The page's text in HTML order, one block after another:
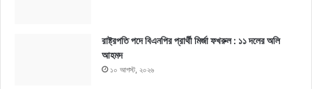
রাষ্ট্রপতি পদে বিএনপির প্রার্থী মির্জা ফখরুল : ১১ দলের অলি
আহমদ
১০ আগস্ট, ২০২৬